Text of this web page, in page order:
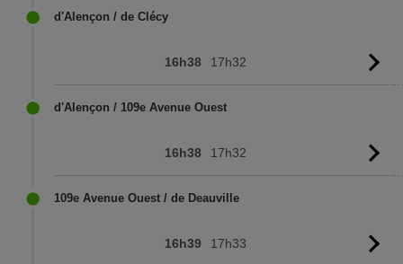
d'Alençon / de Clécy
16h38 17h32
d'Alençon / 109e Avenue Ouest
16h38 17h32
109e Avenue Ouest / de Deauville
16h39 17h33